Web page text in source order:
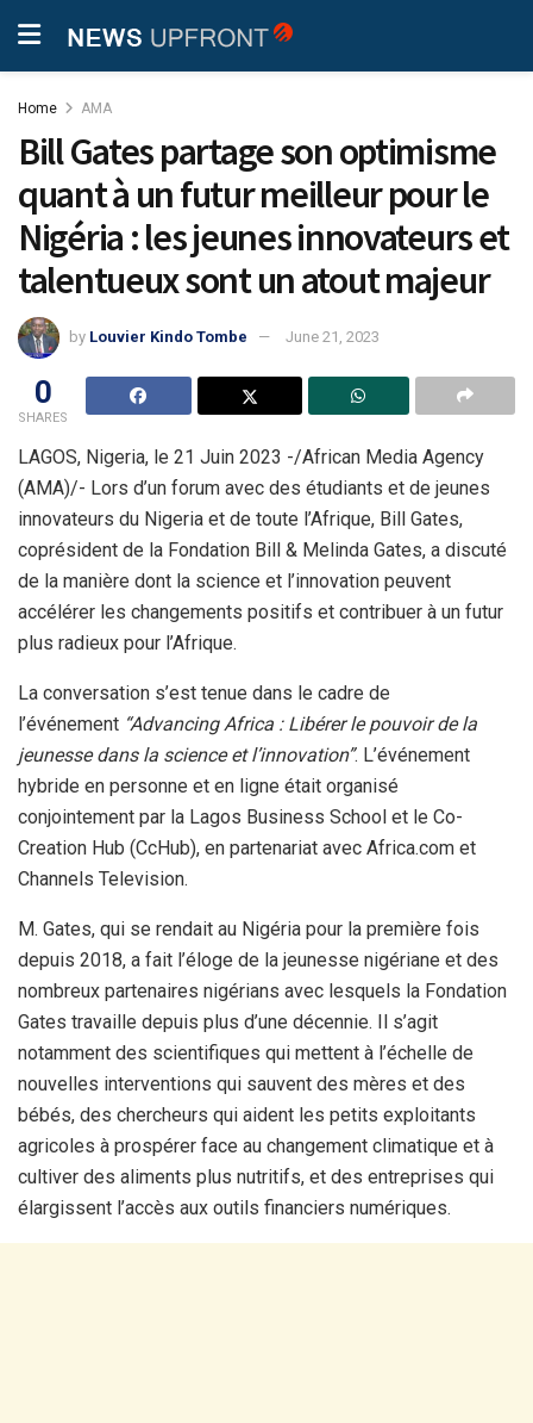
Home AMA
Bill Gates partage son optimisme
quant à un futur meilleur pour le
Nigéria : les jeunes innovateurs et
talentueux sont un atout majeur
by Louvier Kindo Tombe June 21, 2023
0
SHARES
LAGOS, Nigeria, le 21 Juin 2023 -/African Media Agency
(AMA)/- Lors d’un forum avec des étudiants et de jeunes
innovateurs du Nigeria et de toute l’Afrique, Bill Gates,
coprésident de la Fondation Bill & Melinda Gates, a discuté
de la manière dont la science et l’innovation peuvent
accélérer les changements positifs et contribuer à un futur
plus radieux pour l’Afrique.
La conversation s’est tenue dans le cadre de
l’événement “Advancing Africa : Libérer le pouvoir de la
jeunesse dans la science et l’innovation”. L’événement
hybride en personne et en ligne était organisé
conjointement par la Lagos Business School et le Co-
Creation Hub (CcHub), en partenariat avec Africa.com et
Channels Television.
M. Gates, qui se rendait au Nigéria pour la première fois
depuis 2018, a fait l’éloge de la jeunesse nigériane et des
nombreux partenaires nigérians avec lesquels la Fondation
Gates travaille depuis plus d’une décennie. Il s’agit
notamment des scientifiques qui mettent à l’échelle de
nouvelles interventions qui sauvent des mères et des
bébés, des chercheurs qui aident les petits exploitants
agricoles à prospérer face au changement climatique et à
cultiver des aliments plus nutritifs, et des entreprises qui
élargissent l’accès aux outils financiers numériques.